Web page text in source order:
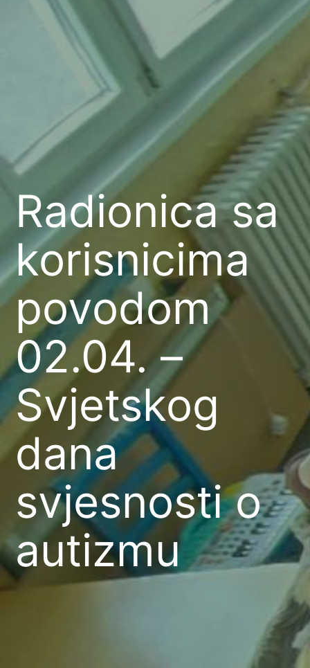
Radionica sa
korisnicima
povodom
02.04. –
Svjetskog
dana
svjesnosti o
autizmu